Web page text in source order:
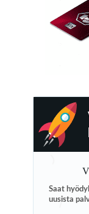
Saat
uusista